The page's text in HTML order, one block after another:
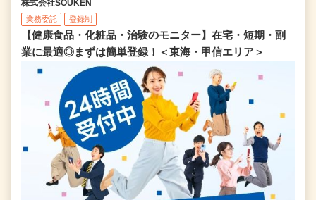
株式会社SOUKEN
業務委託 登録制
【健康食品・化粧品・治験のモニター】在宅・短期・副
業に最適◎まずは簡単登録！＜東海・甲信エリア＞